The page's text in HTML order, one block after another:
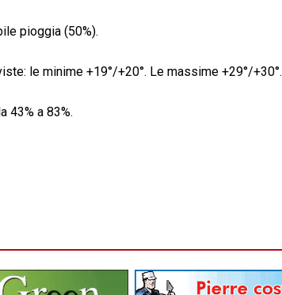
pioggia (50%).
le minime +19°/+20°. Le massime +29°/+30°.
43% a 83%.